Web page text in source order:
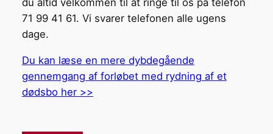
71 99 41 61. Vi svarer telefonen alle ugens
dage.
Du kan læse en mere dybdegående
gennemgang af forløbet med rydning af et
dødsbo her >>